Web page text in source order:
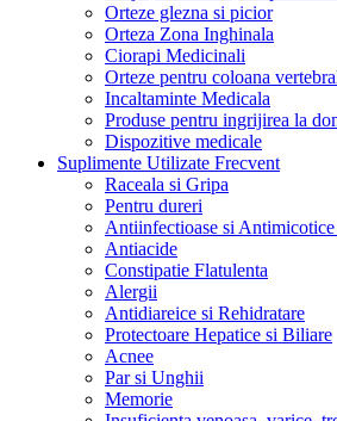
Orteze glezna si picior
Orteza Zona Inghinala
Ciorapi Medicinali
Orteze pentru coloana
Incaltaminte Medicala
Produse pentru ingrijirea la
Dispozitive medicale
Suplimente Utilizate Frecvent
Raceala si Gripa
Pentru dureri
Antiinfectioase si
Antiacide
Constipatie Flatulenta
Alergii
Antidiareice si Rehidratare
Protectoare Hepatice si Biliare
Acnee
Par si Unghii
Memorie